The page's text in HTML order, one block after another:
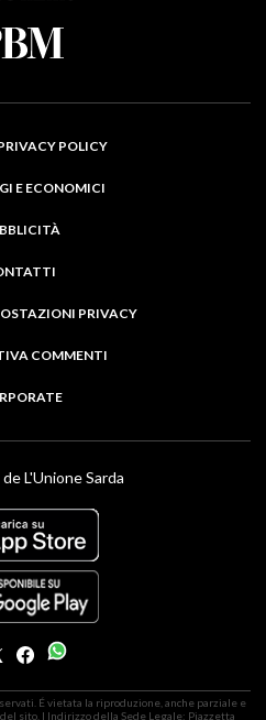
POLICY
E ECONOMICI
PRIVACY
COMMENTI
L'Unione Sarda
É vietata la riproduzione, anche parziale e
sito. | Indirizzo della Sede Legale: Piazzetta